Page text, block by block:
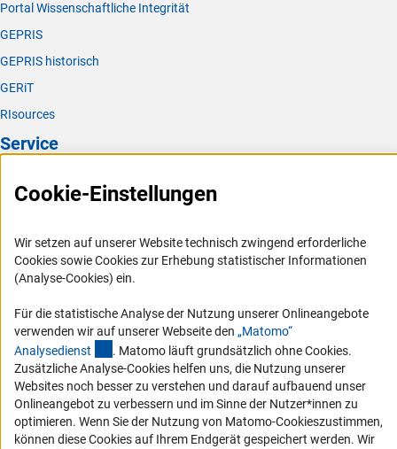
Portal Wissenschaftliche Integrität
GEPRIS
GEPRIS historisch
GERiT
RIsources
Service
Karriere
Logo und Corporate Design
RSS-Feeds
Compliance
Vergabeverfahren
Barrierefreiheit
Service und Informationen für Menschen mit Behinderungen
Erklärung zur Barrierefreiheit
Cookie-Einstellungen
Wir setzen auf unserer Website technisch zwingend erforderliche
Cookies sowie Cookies zur Erhebung statistischer Informationen
(Analyse-Cookies) ein.
Für die statistische Analyse der Nutzung unserer Onlineangebote
verwenden wir auf unserer Webseite den „Matomo“
Analysedienst (externer Link)
. Matomo läuft grundsätzlich ohne Cookies.
Zusätzliche Analyse-Cookies helfen uns, die Nutzung unserer
Websites noch besser zu verstehen und darauf aufbauend unser
Onlineangebot zu verbessern und im Sinne der Nutzer*innen zu
optimieren. Wenn Sie der Nutzung von Matomo-Cookieszustimmen,
können diese Cookies auf Ihrem Endgerät gespeichert werden. Wir